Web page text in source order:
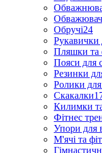
Обручі24
Рукавички
Пляшки та
Пояси для
Резинки
Ролики
Скакалки
Килимки
Фітнес
Упори для
М'ячі та